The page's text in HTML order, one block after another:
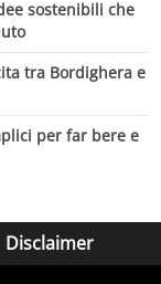
sostenibili che
tra Bordighera e
per far bere e
Disclaimer